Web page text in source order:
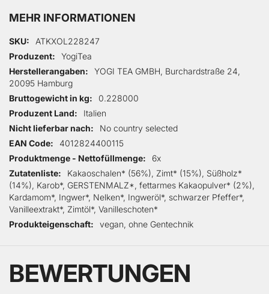
MEHR INFORMATIONEN
Mehr Informationen
SKU
ATKXOL228247
Produzent
YogiTea
Herstellerangaben
YOGI TEA GMBH, Burchardstraße 24,
20095 Hamburg
Bruttogewicht in kg
0.228000
Produzent Land
Italien
Nicht lieferbar nach
No country selected
EAN Code
4012824400115
Produktmenge - Nettofüllmenge
6x
Zutatenliste
Kakaoschalen* (56%), Zimt* (15%), Süßholz*
(14%), Karob*, GERSTENMALZ*, fettarmes Kakaopulver* (2%),
Kardamom*, Ingwer*, Nelken*, Ingweröl*, schwarzer Pfeffer*,
Vanilleextrakt*, Zimtöl*, Vanilleschoten*
Produkteigenschaft
vegan, ohne Gentechnik
BEWERTUNGEN